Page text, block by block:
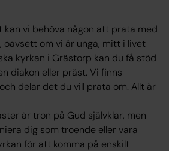
kan vi behöva någon att prata med
oavsett om vi är unga, mitt i livet
kyrkan i Grästorp kan du få stöd
diakon eller präst. Vi finns
delar det du vill prata om. Allt är
är tron på Gud självklar, men
dig som troende eller vara
för att komma på enskilt